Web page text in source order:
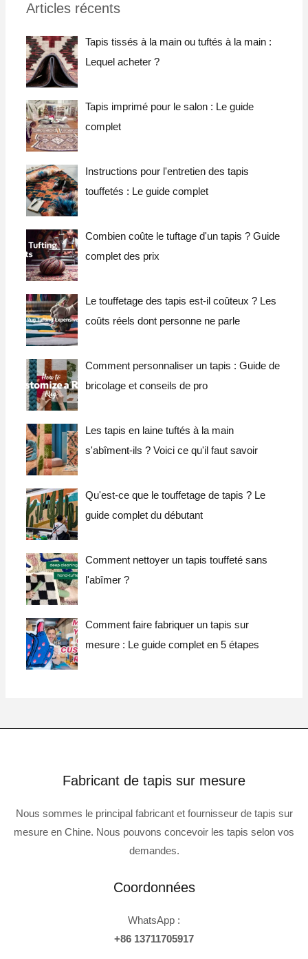
e
c
h
e
d
e
:
Articles récents
Tapis tissés à la main ou tuftés à la main :
Lequel acheter ?
Tapis imprimé pour le salon : Le guide
complet
Instructions pour l'entretien des tapis
touffetés : Le guide complet
Combien coûte le tuftage d'un tapis ? Guide
complet des prix
Le touffetage des tapis est-il coûteux ? Les
coûts réels dont personne ne parle
Comment personnaliser un tapis : Guide de
bricolage et conseils de pro
Les tapis en laine tuftés à la main
s'abîment-ils ? Voici ce qu'il faut savoir
Qu'est-ce que le touffetage de tapis ? Le
guide complet du débutant
Comment nettoyer un tapis touffeté sans
l'abîmer ?
Comment faire fabriquer un tapis sur
mesure : Le guide complet en 5 étapes
Fabricant de tapis sur mesure
Nous sommes le principal fabricant et fournisseur de tapis sur
mesure en Chine. Nous pouvons concevoir les tapis selon vos
demandes.
Coordonnées
WhatsApp :
+86 13711705917